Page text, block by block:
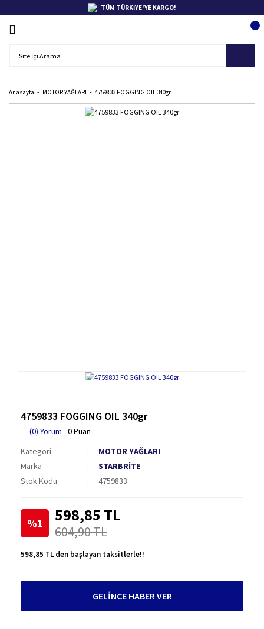
TÜM TÜRKİYE'YE KARGO!
Anasayfa MOTOR YAĞLARI 4759833 FOGGING OIL 340gr
4759833 FOGGING OIL 340gr
(0) Yorum - 0 Puan
Kategori
MOTOR YAĞLARI
Marka
STARBRİTE
Stok Kodu
4759833
%1 598,85 TL
604,90 TL
598,85 TL den başlayan taksitlerle!!
GELİNCE HABER VER